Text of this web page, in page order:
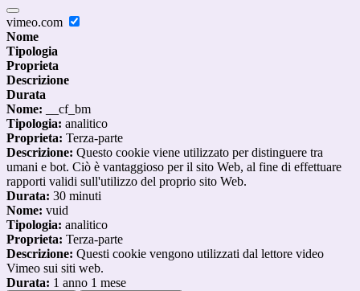
vimeo.com
Nome
Tipologia
Proprieta
Descrizione
Durata
Nome: __cf_bm
Tipologia: analitico
Proprieta: Terza-parte
Descrizione: Questo cookie viene utilizzato per distinguere tra
umani e bot. Ciò è vantaggioso per il sito Web, al fine di effettuare
rapporti validi sull'utilizzo del proprio sito Web.
Durata: 30 minuti
Nome: vuid
Tipologia: analitico
Proprieta: Terza-parte
Descrizione: Questi cookie vengono utilizzati dal lettore video
Vimeo sui siti web.
Durata: 1 anno 1 mese